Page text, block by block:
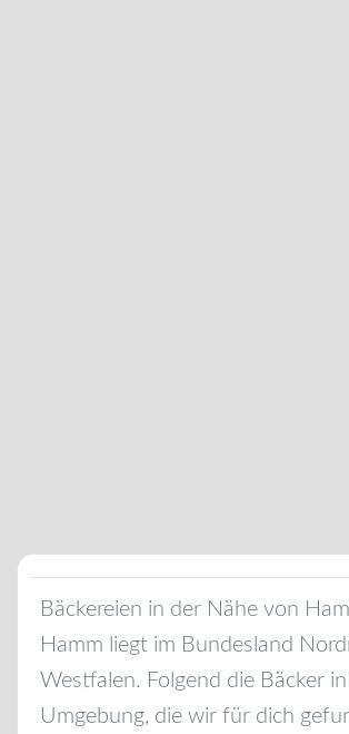
Bäckereien in der Nähe von
Hamm liegt im Bundesland
Westfalen. Folgend die Bäcker in
Umgebung, die wir für dich